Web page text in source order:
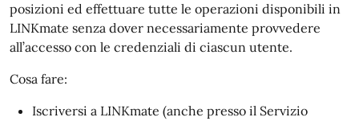
posizioni ed effettuare tutte le operazioni disponibili in
LINKmate senza dover necessariamente provvedere
all’accesso con le credenziali di ciascun utente.
Cosa fare:
Iscriversi a LINKmate (anche presso il Servizio